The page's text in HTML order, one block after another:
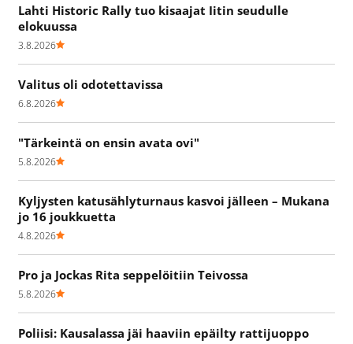
Lahti Historic Rally tuo kisaajat Iitin seudulle
elokuussa
3.8.2026
Valitus oli odotettavissa
6.8.2026
"Tärkeintä on ensin avata ovi"
5.8.2026
Kyljysten katusählyturnaus kasvoi jälleen – Mukana
jo 16 joukkuetta
4.8.2026
Pro ja Jockas Rita seppelöitiin Teivossa
5.8.2026
Poliisi: Kausalassa jäi haaviin epäilty rattijuoppo